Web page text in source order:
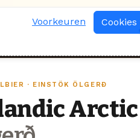
· EINSTÖK ÖLGERÐ
Voorkeuren